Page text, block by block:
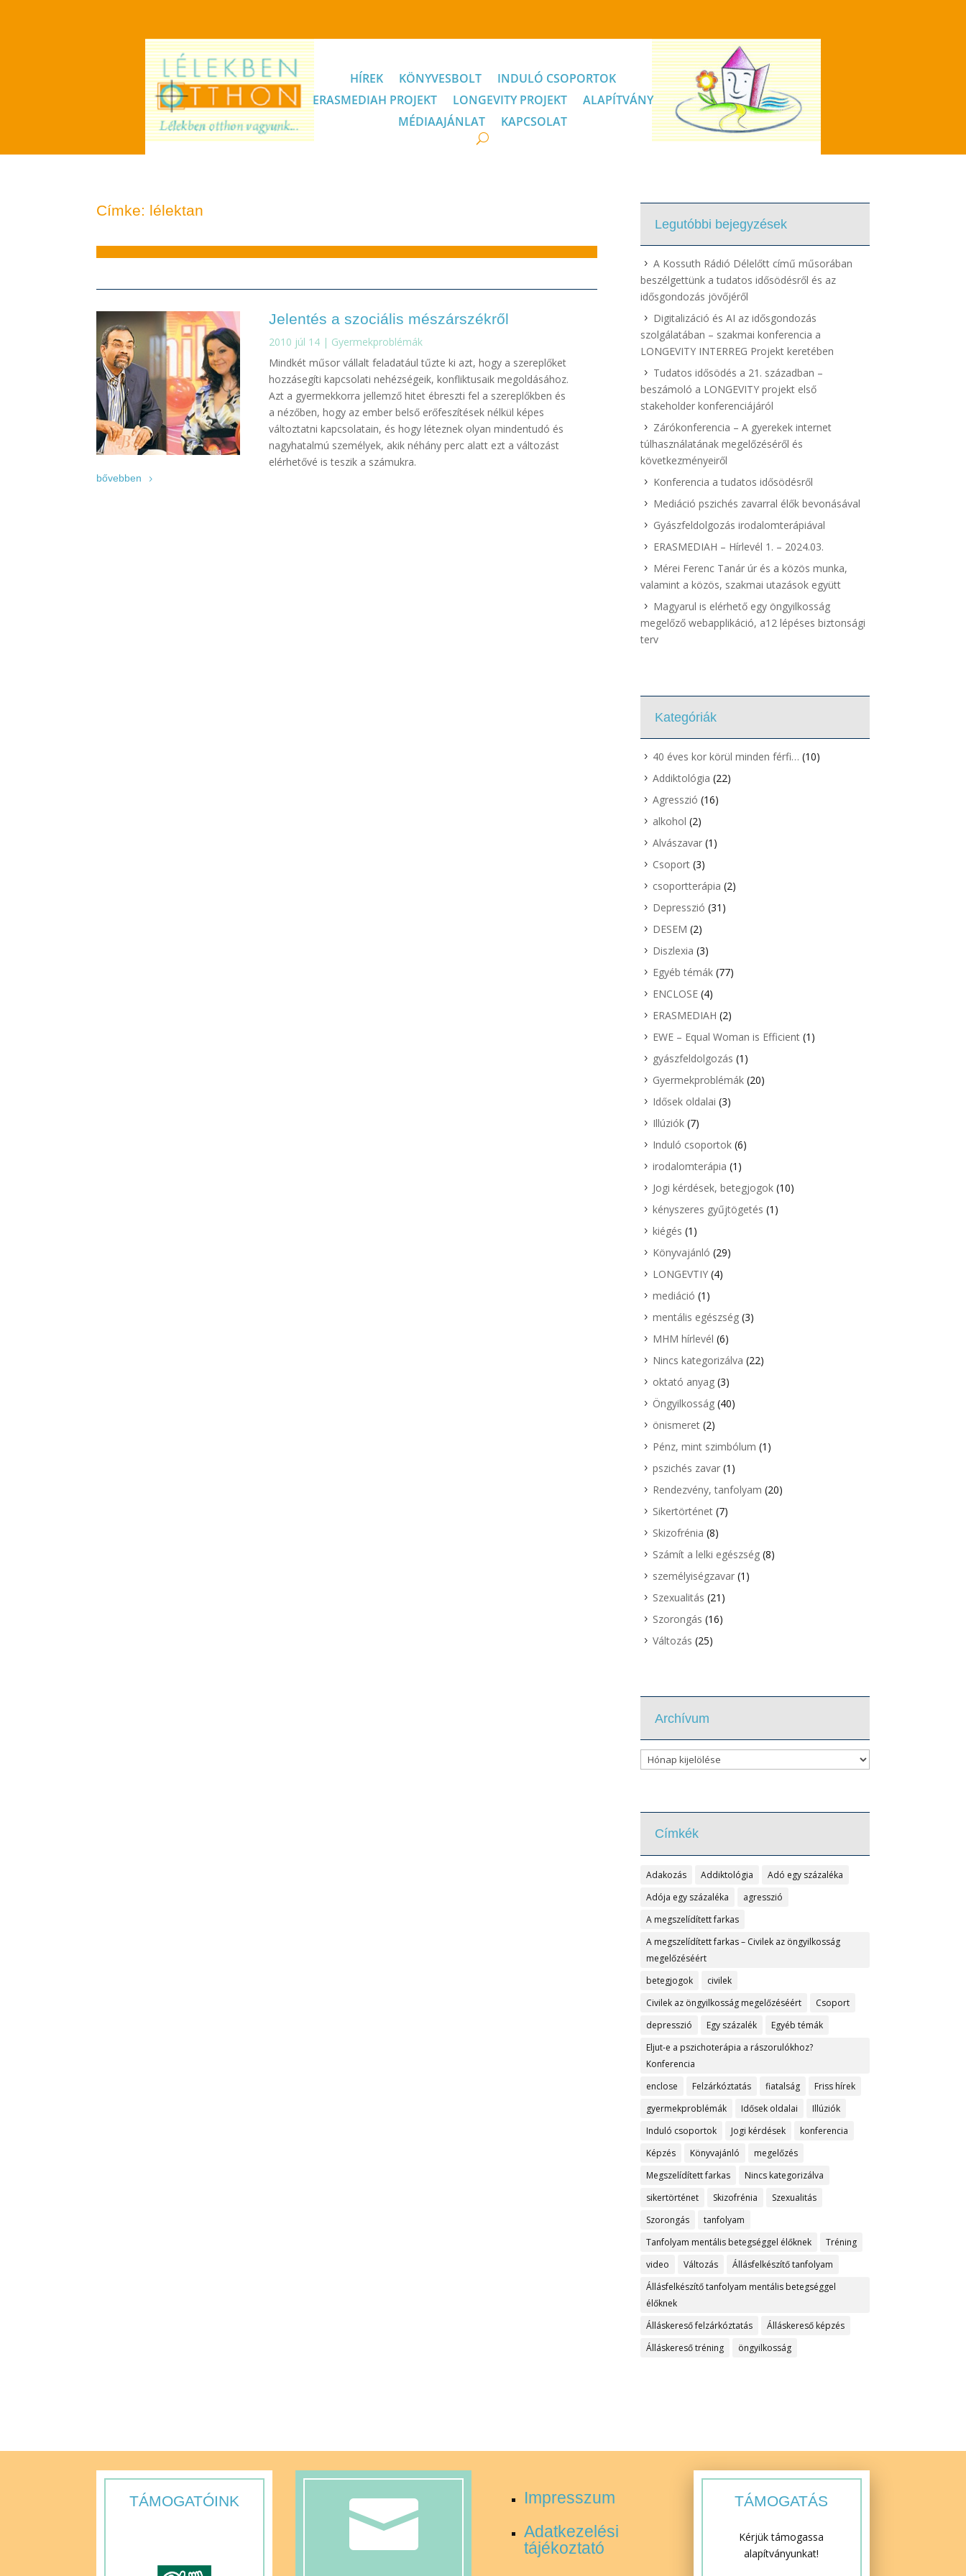
HÍREK KÖNYVESBOLT
INDULÓ CSOPORTOK
ERASMEDIAH PROJEKT
LONGEVITY PROJEKT
ALAPÍTVÁNY
MÉDIAAJÁNLAT
KAPCSOLAT
Címke: lélektan
Jelentés a szociális mészárszékről
2010 júl 14 | Gyermekproblémák
Mindkét műsor vállalt feladatául tűzte ki azt, hogy a szereplőket
hozzásegíti kapcsolati nehézségeik, konfliktusaik megoldásához.
Azt a gyermekkorra jellemző hitet ébreszti fel a szereplőkben és
a nézőben, hogy az ember belső erőfeszítések nélkül képes
változtatni kapcsolatain, és hogy léteznek olyan mindentudó és
nagyhatalmú személyek, akik néhány perc alatt ezt a változást
elérhetővé is teszik a számukra.
bővebben
Legutóbbi bejegyzések
A Kossuth Rádió Délelőtt című műsorában
beszélgettünk a tudatos idősödésről és az
idősgondozás jövőjéről
Digitalizáció és AI az idősgondozás
szolgálatában – szakmai konferencia a
LONGEVITY INTERREG Projekt keretében
Tudatos idősödés a 21. században –
beszámoló a LONGEVITY projekt első
stakeholder konferenciájáról
Zárókonferencia – A gyerekek internet
túlhasználatának megelőzéséről és
következményeiről
Konferencia a tudatos idősödésről
Mediáció pszichés zavarral élők bevonásával
Gyászfeldolgozás irodalomterápiával
ERASMEDIAH – Hírlevél 1. – 2024.03.
Mérei Ferenc Tanár úr és a közös munka,
valamint a közös, szakmai utazások együtt
Magyarul is elérhető egy öngyilkosság
megelőző webapplikáció, a12 lépéses biztonsági
terv
Kategóriák
40 éves kor körül minden férfi… (10)
Addiktológia (22)
Agresszió (16)
alkohol (2)
Alvászavar(1)
Csoport(3)
csoportterápia (2)
Depresszió (31)
DESEM (2)
Diszlexia (3)
Egyéb témák(77)
ENCLOSE(4)
ERASMEDIAH (2)
EWE – Equal Woman is Efficient(1)
gyászfeldolgozás (1)
Gyermekproblémák(20)
Idősek oldalai (3)
Illúziók(7)
Induló csoportok(6)
irodalomterápia (1)
Jogi kérdések, betegjogok(10)
kényszeres gyűjtögetés (1)
kiégés (1)
Könyvajánló (29)
LONGEVTIY(4)
mediáció (1)
mentális egészség(3)
MHM hírlevél (6)
Nincs kategorizálva (22)
oktató anyag(3)
Öngyilkosság(40)
önismeret(2)
Pénz, mint szimbólum (1)
pszichés zavar(1)
Rendezvény, tanfolyam (20)
Sikertörténet(7)
Skizofrénia (8)
Számít a lelki egészség(8)
személyiségzavar(1)
Szexualitás (21)
Szorongás (16)
Változás (25)
Archívum
Archívum
Címkék
Adakozás Addiktológia
Adó egy százaléka
Adója egy százaléka
agresszió
A megszelídített farkas
A megszelídített farkas – Civilek az öngyilkosság
megelőzéséért
betegjogok
civilek
Civilek az öngyilkosság megelőzéséért
Csoport
depresszió
Egy százalék
Egyéb témák
Eljut-e a pszichoterápia a rászorulókhoz?
Konferencia
enclose
Felzárkóztatás fiatalság
Friss hírek
gyermekproblémák
Idősek oldalai
Illúziók
Induló csoportok
Jogi kérdések
konferencia
Képzés
Könyvajánló
megelőzés
Megszelídített farkas
Nincs kategorizálva
sikertörténet
Skizofrénia
Szexualitás
Szorongás
tanfolyam
Tanfolyam mentális betegséggel élőknek
Tréning
video
Változás
Állásfelkészítő tanfolyam
Állásfelkészítő tanfolyam mentális betegséggel
élőknek
Álláskereső felzárkóztatás
Álláskereső képzés
Álláskereső tréning
öngyilkosság
TÁMOGATÓINK 
Impresszum
Adatkezelési
tájékoztató
TÁMOGATÁS
Kérjük támogassa
alapítványunkat!